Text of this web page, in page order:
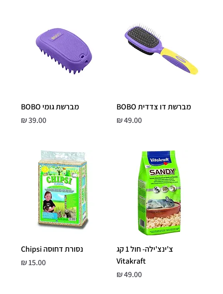
מברשת דו צדדית BOBO
מחיר
מברשת גומי BOBO
מחיר
צ'ינצ'ילה- חול 1 קג
Vitakraft
מחיר
נסורת דחוסה Chipsi
מחיר